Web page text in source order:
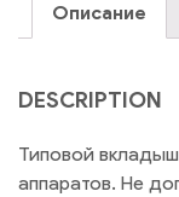
Описание
DESCRIPTION
Типовой
аппаратов. Не